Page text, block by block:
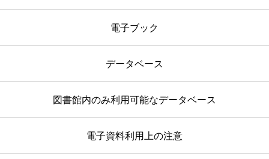
電子ブック
データベース
図書館内のみ利用可能なデータベース
電子資料利用上の注意